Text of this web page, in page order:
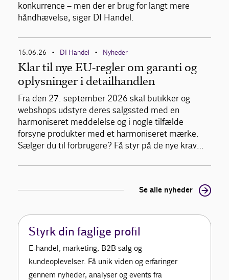
konkurrence – men der er brug for langt mere
håndhævelse, siger DI Handel.
15.06.26 • DI Handel • Nyheder
Klar til nye EU-regler om garanti og
oplysninger i detailhandlen
Fra den 27. september 2026 skal butikker og
webshops udstyre deres salgssted med en
harmoniseret meddelelse og i nogle tilfælde
forsyne produkter med et harmoniseret mærke.
Sælger du til forbrugere? Få styr på de nye krav…
Se alle nyheder
Styrk din faglige profil
E-handel, marketing, B2B salg og
kundeoplevelser. Få unik viden og erfaringer
gennem nyheder, analyser og events fra